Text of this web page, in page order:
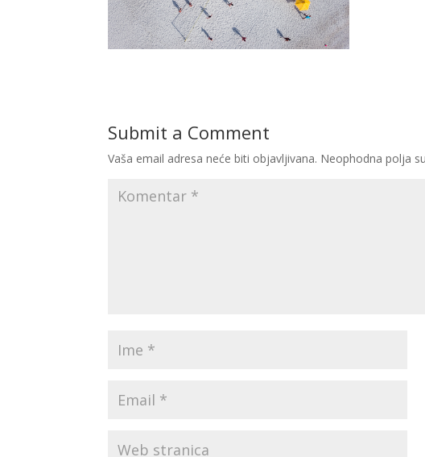
Submit a Comment
Vaša email adresa neće biti objavljivana. Neophodna polja